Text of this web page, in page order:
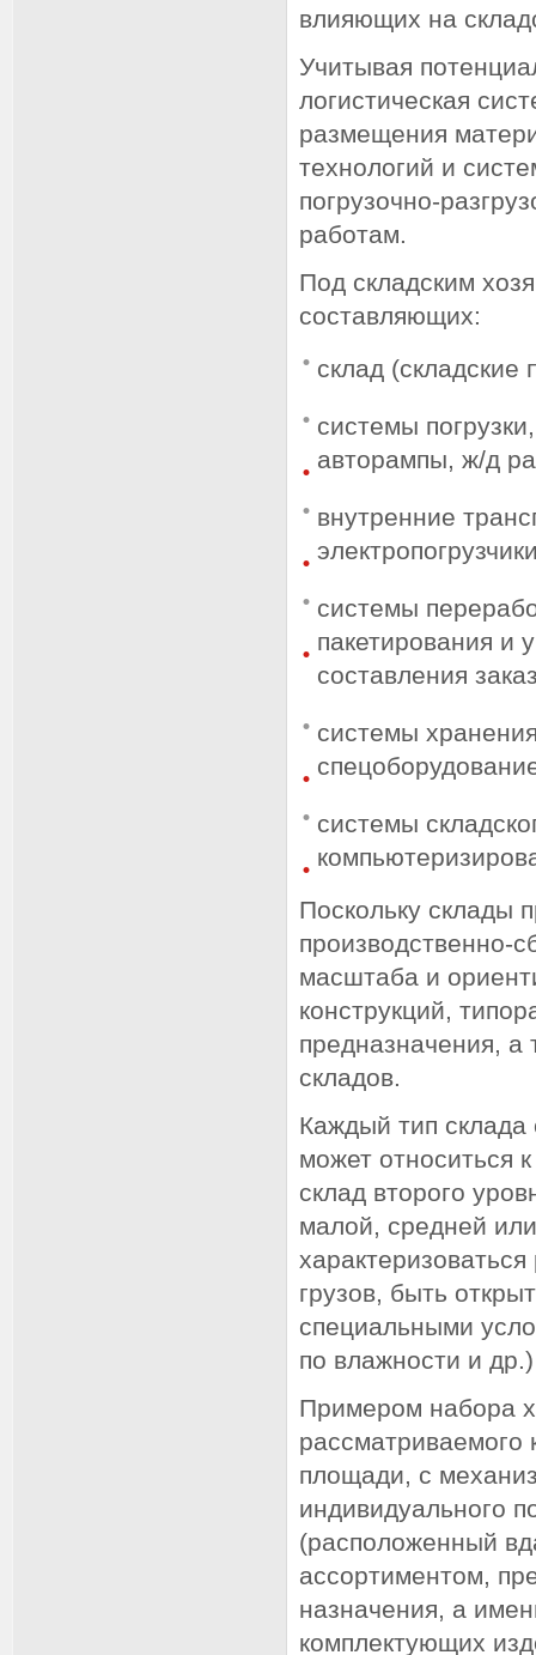
влияющих на
Учитывая
логистическая
размещения
технологий и
погрузочно-
работам.
Под складским
составляющих:
склад
системы
авторампы, ж/д
внутренние
системы
пакетирования и
составления
системы
системы
Поскольку склады
производственно-
масштаба и
конструкций,
предназначения, а
складов.
Каждый тип склада
может относиться
склад второго
малой, средней
грузов, быть
специальными
по влажности и
Примером набора
рассматриваемого
площади, с
индивидуального
(расположенный
ассортиментом,
назначения, а
комплектующих